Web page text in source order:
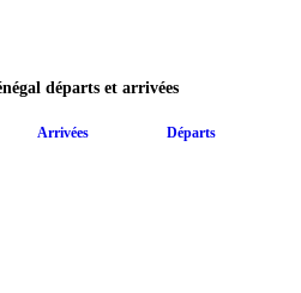
départs et arrivées
Arrivées Départs